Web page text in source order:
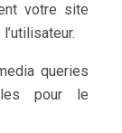
votre site
queries
pour le